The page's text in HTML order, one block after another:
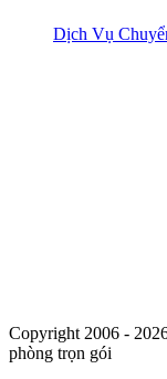
Dịch Vụ
Copyright 2006 -
phòng trọn gói